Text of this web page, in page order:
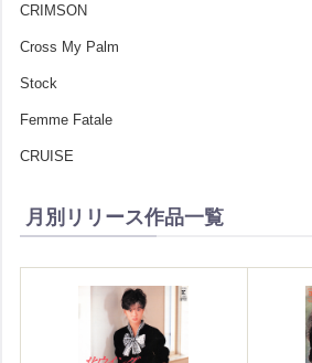
CRIMSON
Cross My Palm
Stock
Femme Fatale
CRUISE
月別リリース作品一覧